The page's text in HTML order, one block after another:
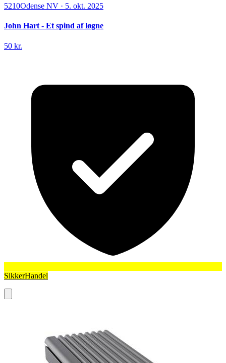
5210Odense NV · 5. okt. 2025
John Hart - Et spind af løgne
50 kr.
SikkerHandel